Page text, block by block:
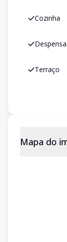
Cozinha
Despensa
Terraço
Mapa do